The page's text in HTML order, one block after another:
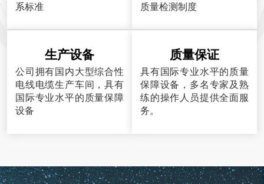
系标准
质量检测制度
生产设备
公司拥有国内大型综合性
电线电缆生产车间，具有
国际专业水平的质量保障
设备
质量保证
具有国际专业水平的质量
保障设备，多名专家及熟
练的操作人员提供全面服
务。